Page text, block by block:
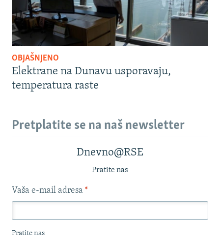
OBJAŠNJENO
Elektrane na Dunavu usporavaju,
temperatura raste
Pretplatite se na naš newsletter
Dnevno@RSE
Pratite nas
Vaša e-mail adresa *
Pratite nas